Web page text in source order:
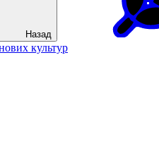
Назад
культур